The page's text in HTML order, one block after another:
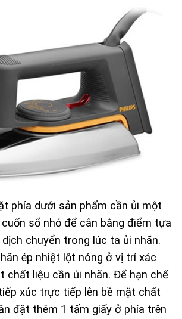
phía dưới sản phẩm cần ủi một
sổ nhỏ để cân bằng điểm tựa
chuyển trong lúc ta ủi nhãn.
ép nhiệt lột nóng ở vị trí xác
chất liệu cần ủi nhãn. Để hạn chế
xúc trực tiếp lên bề mặt chất
đặt thêm 1 tấm giấy ở phía trên